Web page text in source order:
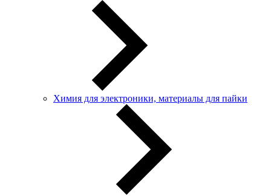
Химия для электроники, материалы для пайки